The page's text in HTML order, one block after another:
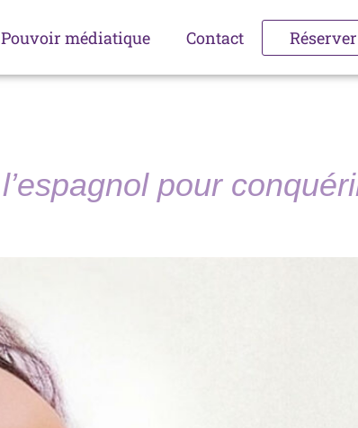
Pouvoir médiatique Contact
pour